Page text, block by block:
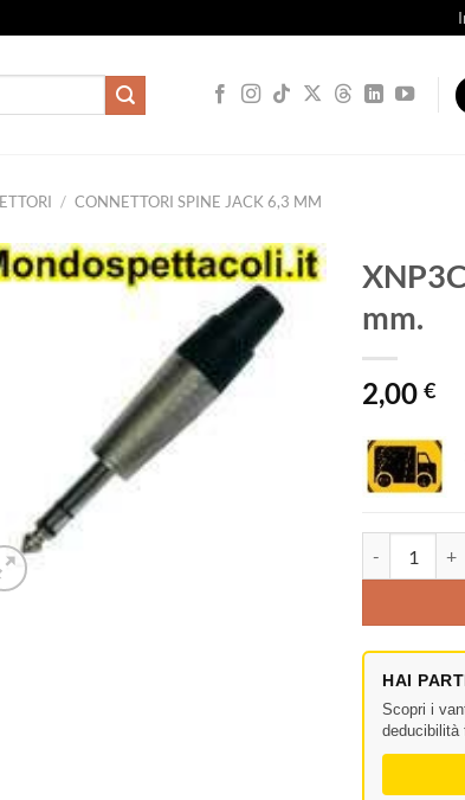
/ CONNETTORI SPINE JACK 6,3 MM
mm.
2,00€
HAI
Scopri i
deducibilità